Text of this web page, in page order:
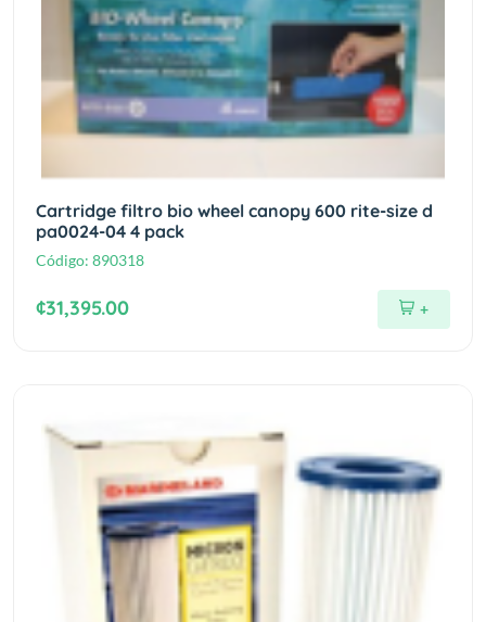
Cartridge filtro bio wheel canopy 600 rite-size d
pa0024-04 4 pack
Código: 890318
¢31,395.00 +